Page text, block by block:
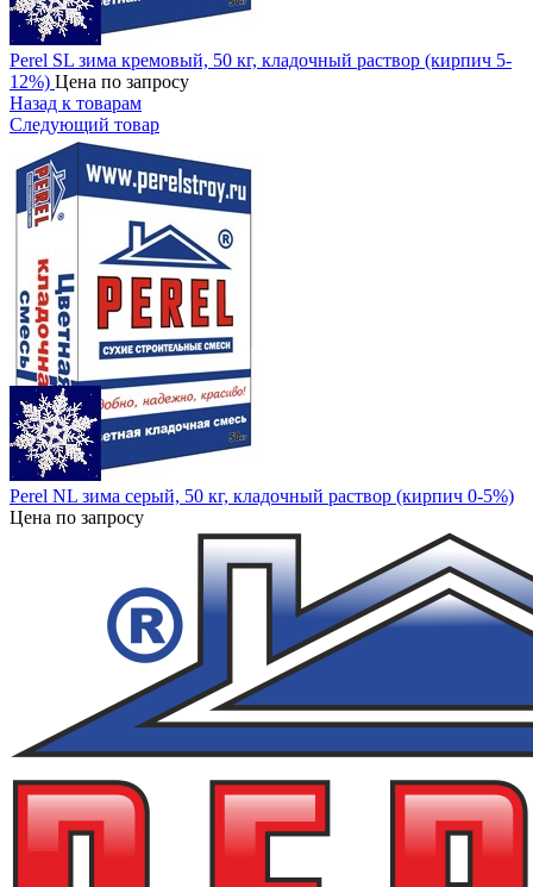
Perel SL зима кремовый, 50 кг, кладочный раствор (кирпич 5-
12%) Цена по запросу
Назад к товарам
Следующий товар
Perel NL зима серый, 50 кг, кладочный раствор (кирпич 0-5%)
Цена по запросу